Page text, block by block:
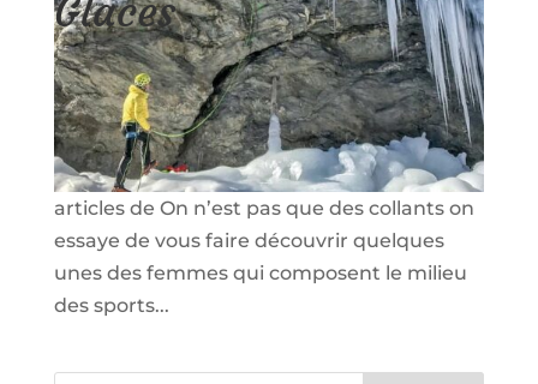
Glaces
13/12/2020|Interviews,Montagne au féminin
Eh oui la pratique de la montagne et de ses
sports n’est pas réservée à une élite
masculine, c’est pour cela que sur quelques
articles de On n’est pas que des collants on
essaye de vous faire découvrir quelques
unes des femmes qui composent le milieu
des sports...